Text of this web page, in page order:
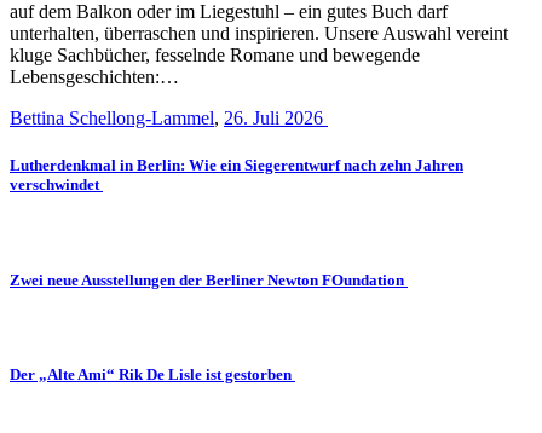
auf dem Balkon oder im Liegestuhl – ein gutes Buch darf
unterhalten, überraschen und inspirieren. Unsere Auswahl vereint
kluge Sachbücher, fesselnde Romane und bewegende
Lebensgeschichten:…
Bettina Schellong-Lammel, 26. Juli 2026
Lutherdenkmal in Berlin: Wie ein Siegerentwurf nach zehn Jahren
verschwindet
Zwei neue Ausstellungen der Berliner Newton FOundation
Der „Alte Ami“ Rik De Lisle ist gestorben